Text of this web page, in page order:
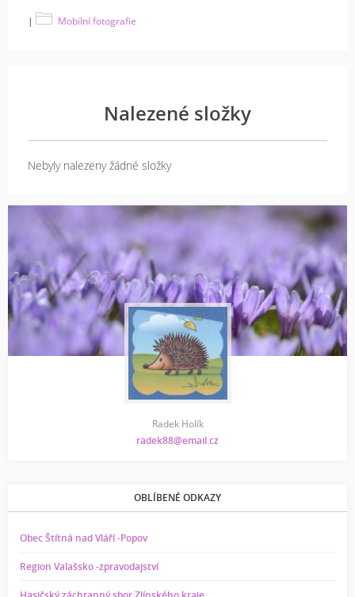
| Mobilní fotografie
Nalezené složky
Nebyly nalezeny žádné složky
Radek Holík
radek88@email.cz
OBLÍBENÉ ODKAZY
Obec Štítná nad Vláří -Popov
Region Valašsko -zpravodajství